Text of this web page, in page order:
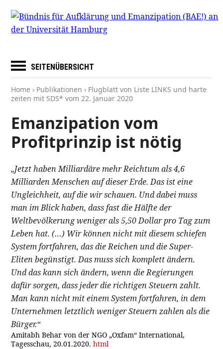
SEITENÜBERSICHT
Home › Publikationen › Flugblatt von Liste LINKS und harte
zeiten mit SDS* vom22. Januar 2020
Emanzipation vom
Profitprinzip ist nötig
„Jetzt haben Milliardäre mehr Reichtum als 4,6
Milliarden Menschen auf dieser Erde. Das ist eine
Ungleichheit, auf die wir schauen. Und dabei muss
man im Blick haben, dass fast die Hälfte der
Weltbevölkerung weniger als 5,50 Dollar pro Tag zum
Leben hat. (…) Wir können nicht mit diesem schiefen
System fortfahren, das die Reichen und die Super-
Eliten begünstigt. Das muss sich komplett ändern.
Und das kann sich ändern, wenn die Regierungen
dafür sorgen, dass jeder die richtigen Steuern zahlt.
Man kann nicht mit einem System fortfahren, in dem
Unternehmen letztlich weniger Steuern zahlen als die
Bürger.“
Amitabh Behar von der NGO „Oxfam“ International,
Tagesschau, 20.01.2020.html